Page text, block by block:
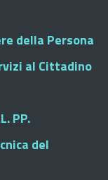
della Persona
al Cittadino
PP.
del